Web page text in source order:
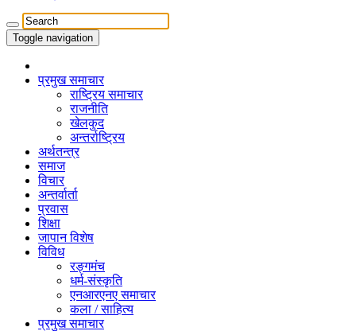
Toggle navigation
प्रमुख समाचार
राष्ट्रिय समाचार
राजनीति
खेलकुद
अन्तर्राष्ट्रिय
अर्थतन्त्र
समाज
विचार
अन्तर्वार्ता
प्रवास
शिक्षा
जापान विशेष
विविध
रङ्गमंच
धर्म-संस्कृति
एनआरएनए समाचार
कला / साहित्य
प्रमुख समाचार